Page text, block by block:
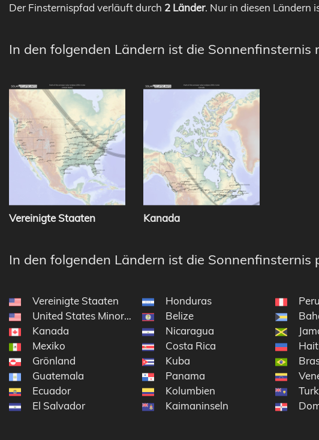
Der Finsternispfad verläuft durch 2 Länder. Nur in diesen Ländern
In den folgenden Ländern ist die Sonnenfinsternis
Vereinigte Staaten Kanada
In den folgenden Ländern ist die Sonnenfinsternis
Vereinigte Staaten
United States Minor Outlying Islands
Kanada
Mexiko
Grönland
Guatemala
Ecuador
El Salvador
Honduras
Belize
Nicaragua
Costa Rica
Kuba
Panama
Kolumbien
Kaimaninseln
Peru